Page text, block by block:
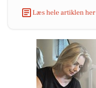
Læs hele artiklen her